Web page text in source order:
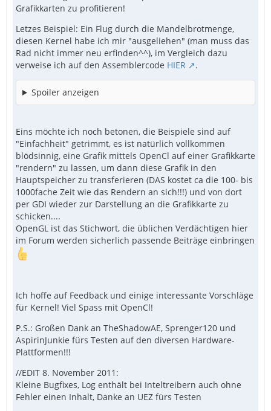
Grafikkarten zu profitieren!
Letzes Beispiel: Ein Flug durch die Mandelbrotmenge,
diesen Kernel habe ich mir "ausgeliehen" (man muss das
Rad nicht immer neu erfinden^^), im Vergleich dazu
verweise ich auf den Assemblercode HIER .
Spoiler anzeigen
Eins möchte ich noch betonen, die Beispiele sind auf
"Einfachheit" getrimmt, es ist natürlich vollkommen
blödsinnig, eine Grafik mittels OpenCl auf einer Grafikkarte
"rendern" zu lassen, um dann diese Grafik in den
Hauptspeicher zu transferieren (DAS kostet ca die 100- bis
1000fache Zeit wie das Rendern an sich!!!) und von dort
per GDI wieder zur Darstellung an die Grafikkarte zu
schicken....
OpenGL ist das Stichwort, die üblichen Verdächtigen hier
im Forum werden sicherlich passende Beiträge einbringen
Ich hoffe auf Feedback und einige interessante Vorschläge
für Kernel! Viel Spass mit OpenCl!
P.S.: Großen Dank an TheShadowAE, Sprenger120 und
AspirinJunkie fürs Testen auf den diversen Hardware-
Plattformen!!!
//EDIT 8. November 2011:
Kleine Bugfixes, Log enthält bei Inteltreibern auch ohne
Fehler einen Inhalt, Danke an UEZ fürs Testen